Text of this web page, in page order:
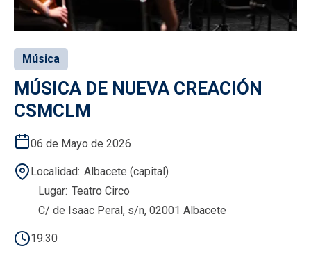
Música
MÚSICA DE NUEVA CREACIÓN
CSMCLM
06 de Mayo de 2026
Localidad Albacete (capital)
Lugar Teatro Circo
C/ de Isaac Peral, s/n, 02001 Albacete
19:30